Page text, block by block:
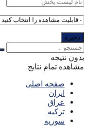
بدون نتیجه
مشاهده تمام نتایج
صفحه اصلی
ایران
عراق
ترکیه
سوریه